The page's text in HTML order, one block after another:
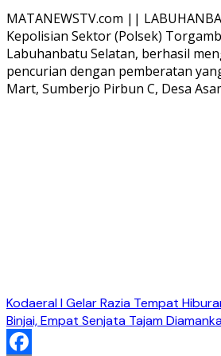
Share
MATANEWSTV.com ||
Kepolisian Sektor (Polsek)
Labuhanbatu Selatan, berhasil
pencurian dengan pemberatan
Mart, Sumberjo Pirbun C, Desa
Kodaeral I Gelar Razia Tempat
Binjai, Empat Senjata Tajam